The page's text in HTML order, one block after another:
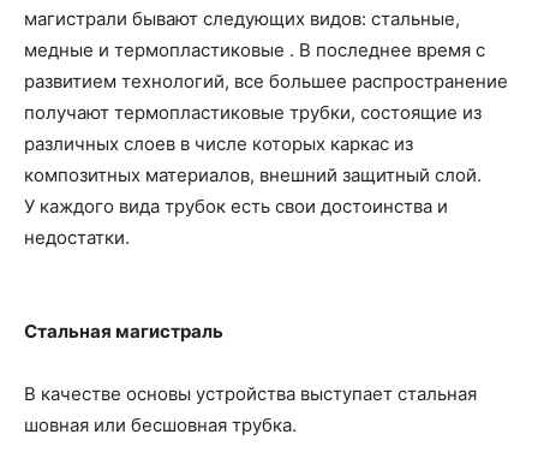
магистрали бывают следующих видов: стальные,
медные и термопластиковые . В последнее время с
развитием технологий, все большее распространение
получают термопластиковые трубки, состоящие из
различных слоев в числе которых каркас из
композитных материалов, внешний защитный слой.
У каждого вида трубок есть свои достоинства и
недостатки.
Стальная магистраль
В качестве основы устройства выступает стальная
шовная или бесшовная трубка.